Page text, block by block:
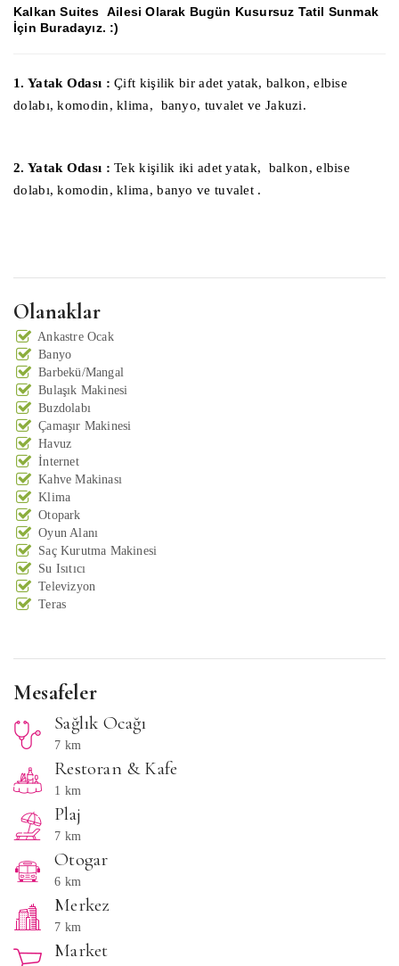
Kalkan Suites Ailesi Olarak Bugün Kusursuz Tatil Sunmak
İçin Buradayız. :)
1. Yatak Odası : Çift kişilik bir adet yatak, balkon, elbise
dolabı, komodin, klima, banyo, tuvalet ve Jakuzi.
2. Yatak Odası :Tek kişilik iki adet yatak, balkon, elbise
dolabı, komodin, klima, banyo ve tuvalet .
Olanaklar
Ankastre Ocak
Banyo
Barbekü/Mangal
Bulaşık Makinesi
Buzdolabı
Çamaşır Makinesi
Havuz
İnternet
Kahve Makinası
Klima
Otopark
Oyun Alanı
Saç Kurutma Makinesi
Su Isıtıcı
Televizyon
Teras
Mesafeler
Sağlık Ocağı
7 km
Restoran & Kafe
1 km
Plaj
7 km
Otogar
6 km
Merkez
7 km
Market